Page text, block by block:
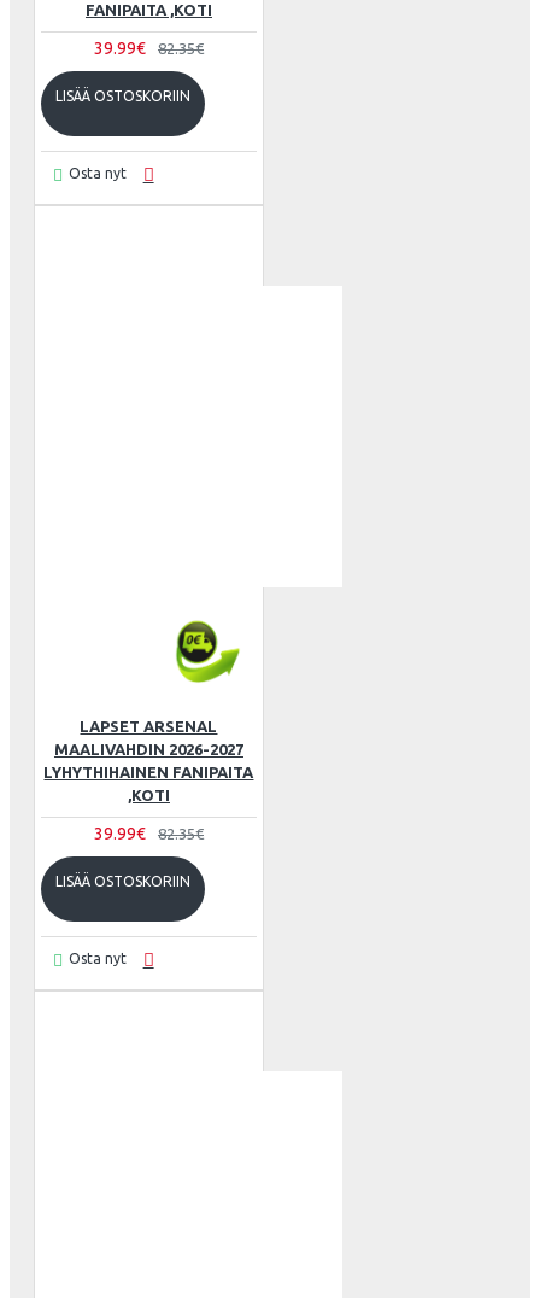
FANIPAITA ,KOTI
39.99€ 82.35€
LISÄÄ OSTOSKORIIN
Osta nyt
LAPSET ARSENAL
MAALIVAHDIN 2026-2027
LYHYTHIHAINEN FANIPAITA
,KOTI
39.99€ 82.35€
LISÄÄ OSTOSKORIIN
Osta nyt